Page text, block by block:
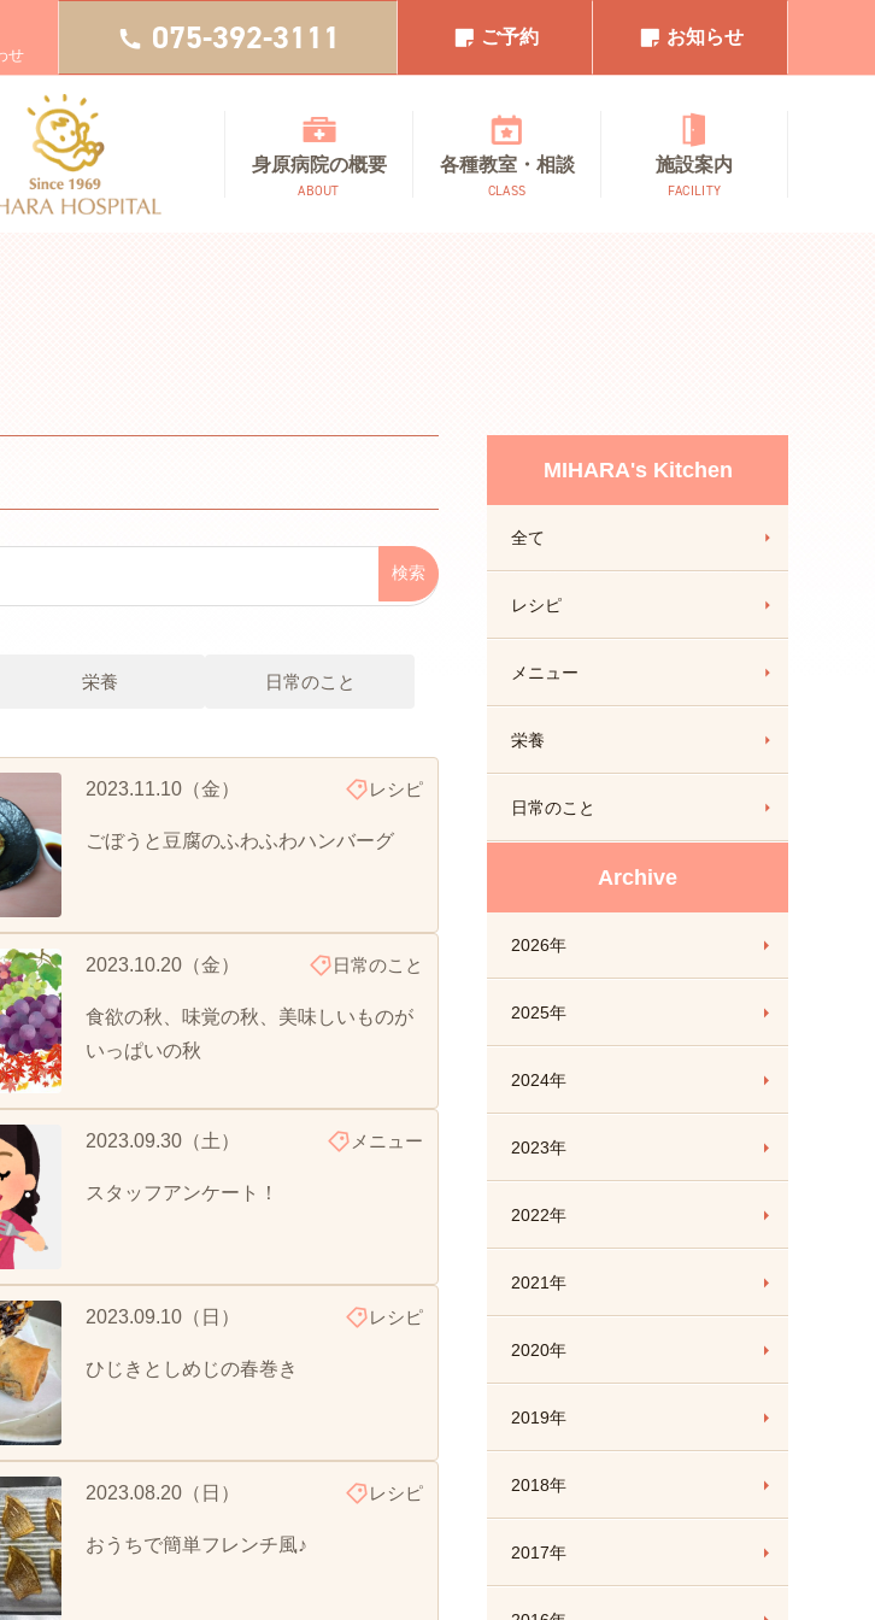
せ 075-392-3111 ご予約 お知らせ
身原病院の概要
ABOUT
各種教室・相談
CLASS
施設案内
FACILITY
栄養 日常のこと
2023.11.10（金） レシピ
ごぼうと豆腐のふわふわハンバーグ
2023.10.20（金） 日常のこと
食欲の秋、味覚の秋、美味しいものが
いっぱいの秋
2023.09.30（土） メニュー
スタッフアンケート！
2023.09.10（日） レシピ
ひじきとしめじの春巻き
2023.08.20（日） レシピ
おうちで簡単フレンチ風♪
MIHARA's Kitchen
全て
レシピ
メニュー
栄養
日常のこと
Archive
2026年
2025年
2024年
2023年
2022年
2021年
2020年
2019年
2018年
2017年